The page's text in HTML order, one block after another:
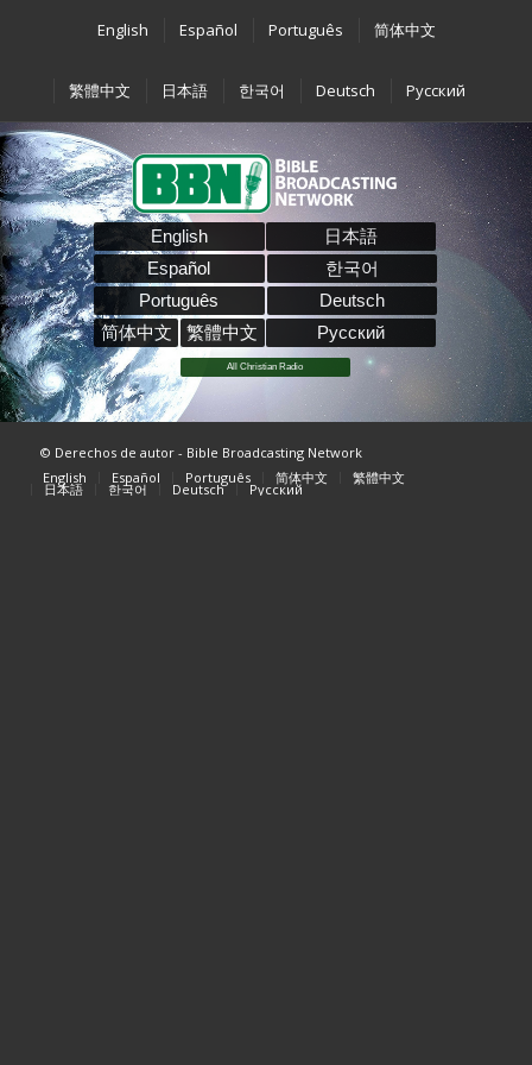
English Español Português 简体中文
繁體中文 日本語 한국어 Deutsch Pусский
English
Español
Português
简体中文
繁體中文
日本語
한국어
Deutsch
Pусский
All Christian Radio
© Derechos de autor - Bible Broadcasting Network
English
Español Português 简体中文 繁體中文
日本語 한국어 Deutsch Pусский